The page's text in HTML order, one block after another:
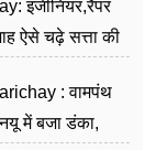
इंजीनियर,रैपर
ऐसे चढ़े सत्ता की
: वामपंथ
में बजा डंका,